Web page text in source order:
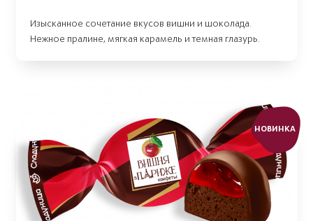
Изысканное сочетание вкусов вишни и шоколада.
Нежное пралине, мягкая карамель и темная глазурь.
НОВИНКА